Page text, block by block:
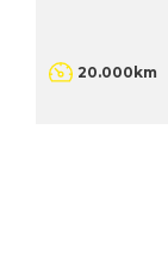
20.000km